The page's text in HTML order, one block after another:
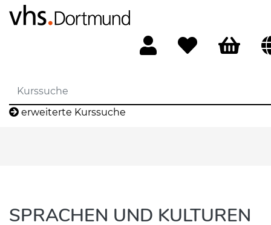
erweiterte Kurssuche
SPRACHEN UND KULTUREN